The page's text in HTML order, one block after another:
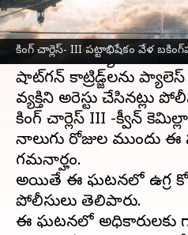
కింగ్ చార్లెస్- III పట్టాభిషేకం వేళ
ఈ వార్తాకథనం ఏంటి
బ్రిటన్కింగ్ చార్లెస్- III
బకింగ్‌హామ్ ప్యాలెస్‌లో
షాట్‌గన్ కాట్రిడ్జ్‌లను
వ్యక్తిని అరెస్టు చేసినట్లు
కింగ్ చార్లెస్ III -క్వీన్
నాలుగు రోజుల ముందు
గమనార్హం.
అయితే ఈ ఘటనలో ఉగ్ర
పోలీసులు తెలిపారు.
ఈ ఘటనలో అధికారులకు